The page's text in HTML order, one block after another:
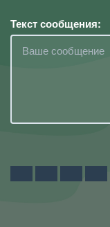
Текст сообщения: